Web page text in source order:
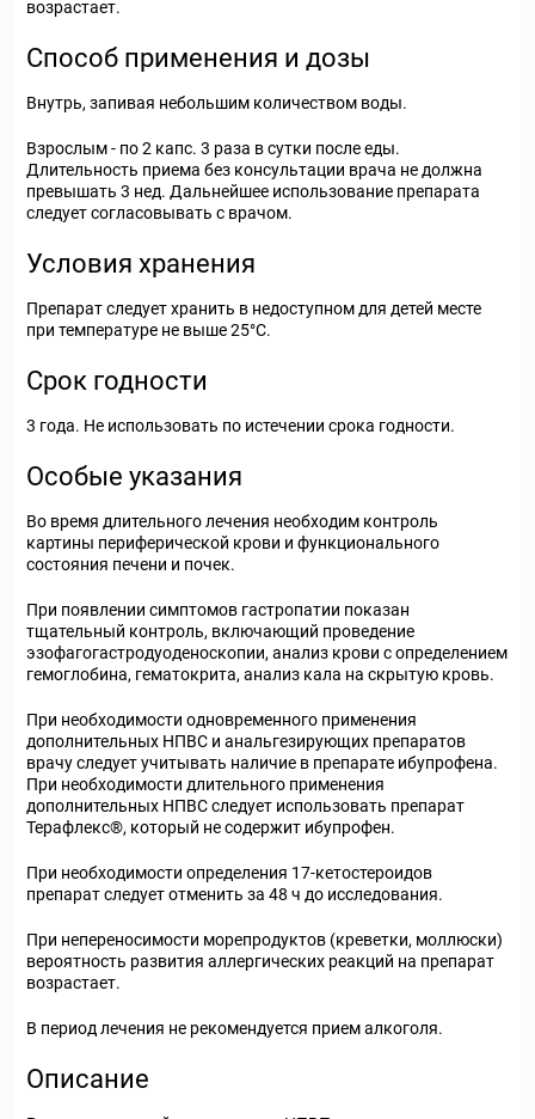
возрастает.
Способ применения и дозы
Внутрь, запивая небольшим количеством воды.
Взрослым - по 2 капс. 3 раза в сутки после еды.
Длительность приема без консультации врача не должна
превышать 3 нед. Дальнейшее использование препарата
следует согласовывать с врачом.
Условия хранения
Препарат следует хранить в недоступном для детей месте
при температуре не выше 25°С.
Срок годности
3 года. Не использовать по истечении срока годности.
Особые указания
Во время длительного лечения необходим контроль
картины периферической крови и функционального
состояния печени и почек.
При появлении симптомов гастропатии показан
тщательный контроль, включающий проведение
эзофагогастродуоденоскопии, анализ крови с определением
гемоглобина, гематокрита, анализ кала на скрытую кровь.
При необходимости одновременного применения
дополнительных НПВС и анальгезирующих препаратов
врачу следует учитывать наличие в препарате ибупрофена.
При необходимости длительного применения
дополнительных НПВС следует использовать препарат
Терафлекс®, который не содержит ибупрофен.
При необходимости определения 17-кетостероидов
препарат следует отменить за 48 ч до исследования.
При непереносимости морепродуктов (креветки, моллюски)
вероятность развития аллергических реакций на препарат
возрастает.
В период лечения не рекомендуется прием алкоголя.
Описание